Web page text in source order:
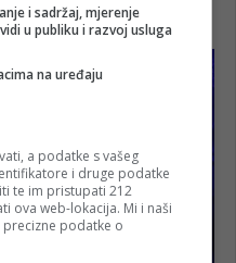
i sadržaj, mjerenje
u publiku i razvoj usluga
na uređaju
a podatke s vašeg
i druge podatke
te im pristupati 212
ova web-lokacija. Mi i naši
podatke o